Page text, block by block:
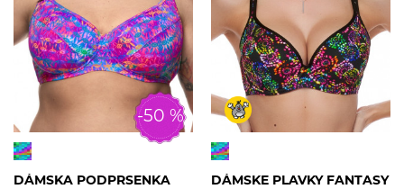
-50 %
DÁMSKA PODPRSENKA
DÁMSKE PLAVKY FANTASY